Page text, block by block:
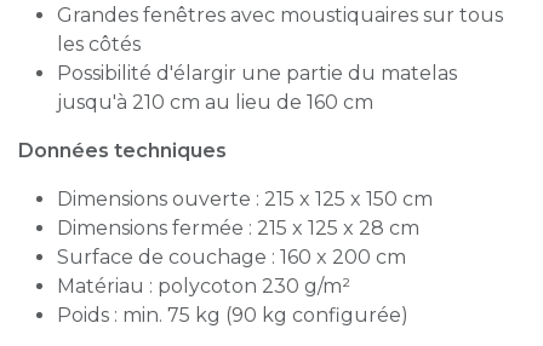
Grandes fenêtres avec moustiquaires sur tous
les côtés
Possibilité d'élargir une partie du matelas
jusqu'à 210 cm au lieu de 160 cm
Données techniques
Dimensions ouverte : 215 x 125 x 150 cm
Dimensions fermée : 215 x 125 x 28 cm
Surface de couchage : 160 x 200 cm
Matériau : polycoton 230 g/m²
Poids : min. 75 kg (90 kg configurée)